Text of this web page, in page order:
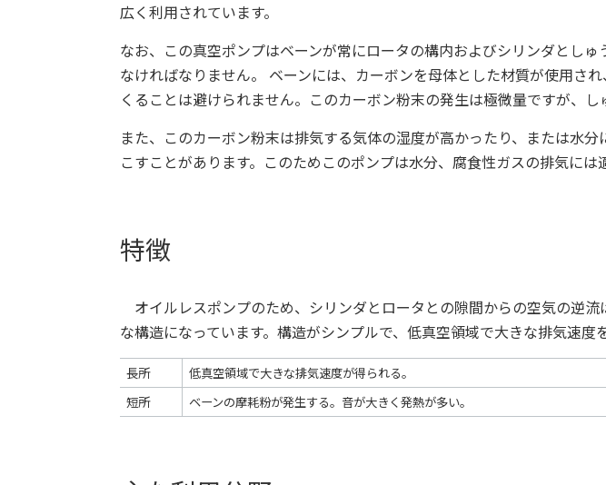
広く利用されています。
なお、この真空ポンプはベーンが常にロータの構内およびシリンダとし
なければなりません。 ベーンには、カーボンを母体とした材質が使用さ
くることは避けられません。このカーボン粉末の発生は極微量ですが、
また、このカーボン粉末は排気する気体の湿度が高かったり、または水
こすことがあります。このためこのポンプは水分、腐食性ガスの排気には
特徴
オイルレスポンプのため、シリンダとロータとの隙間からの空気の逆
な構造になっています。構造がシンプルで、低真空領域で大きな排気速
長所
低真空領域で大きな排気速度が得られる。
短所
ベーンの摩耗粉が発生する。音が大きく発熱が多い。